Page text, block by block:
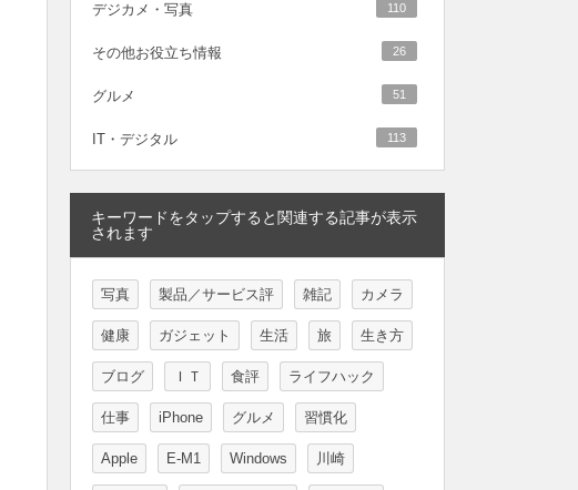
デジカメ・写真 110
その他お役立ち情報 26
グルメ 51
IT・デジタル 113
キーワードをタップすると関連する記事が表示
されます
写真 製品／サービス評 雑記 カメラ
健康 ガジェット 生活 旅 生き方
ブログ ＩＴ 食評 ライフハック
仕事 iPhone グルメ 習慣化
Apple E-M1 Windows 川崎